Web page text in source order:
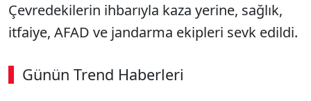
Çevredekilerin ihbarıyla kaza yerine, sağlık,
itfaiye, AFAD ve jandarma ekipleri sevk edildi.
Günün Trend Haberleri
00:02 / 02:14